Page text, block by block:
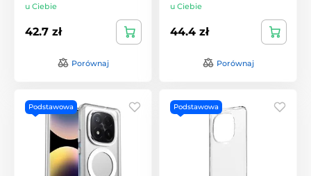
u Ciebie
42.7 zł
Porównaj
u Ciebie
44.4 zł
Porównaj
Podstawowa Podstawowa